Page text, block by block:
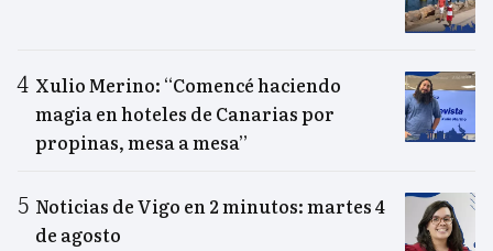
Xulio Merino: “Comencé haciendo
magia en hoteles de Canarias por
propinas, mesa a mesa”
Noticias de Vigo en 2 minutos: martes 4
de agosto